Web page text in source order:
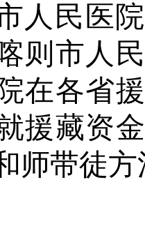
人民医
则市人
在各省
援藏资
师带徒